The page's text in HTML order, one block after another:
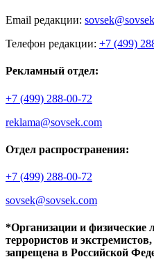
Email редакции:
Телефон редакции: +7 (499)
Рекламный отдел:
+7 (499) 288-00-72
reklama@sovsek.com
Отдел распространения:
+7 (499) 288-00-72
sovsek@sovsek.com
*Организации и физические
террористов и
запрещена в Российской